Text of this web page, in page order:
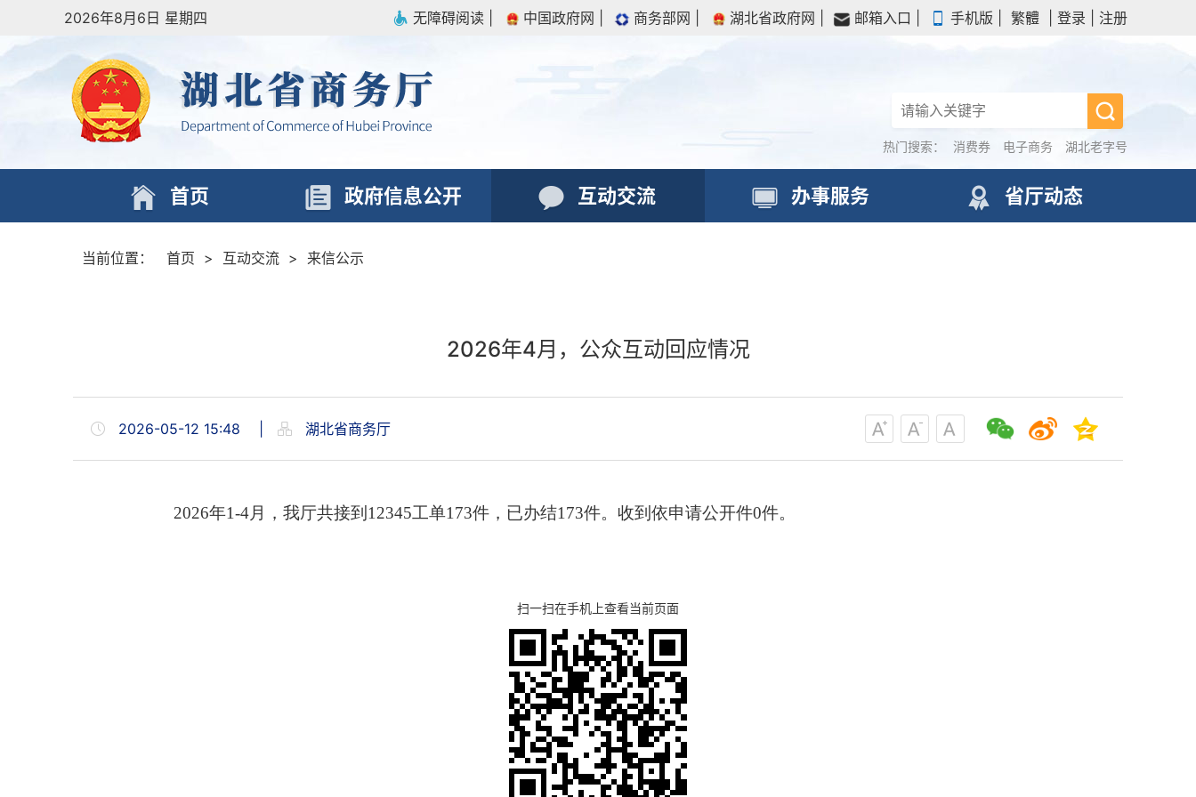
2026年8月6日 星期四 无障碍阅读 中国政府网 商务部网 湖北省政府网 邮箱入口 手机版 繁體 登录 注册
热门搜索： 消费券 电子商务 湖北老字号
首页 政府信息公开 互动交流 办事服务 省厅动态
当前位置： 首页 > 互动交流 > 来信公示
2026年4月，公众互动回应情况
2026-05-12 15:48 湖北省商务厅
2026年1-4月，我厅共接到12345工单173件，已办结173件。 收到依申请公开件0件。
扫一扫在手机上查看当前页面